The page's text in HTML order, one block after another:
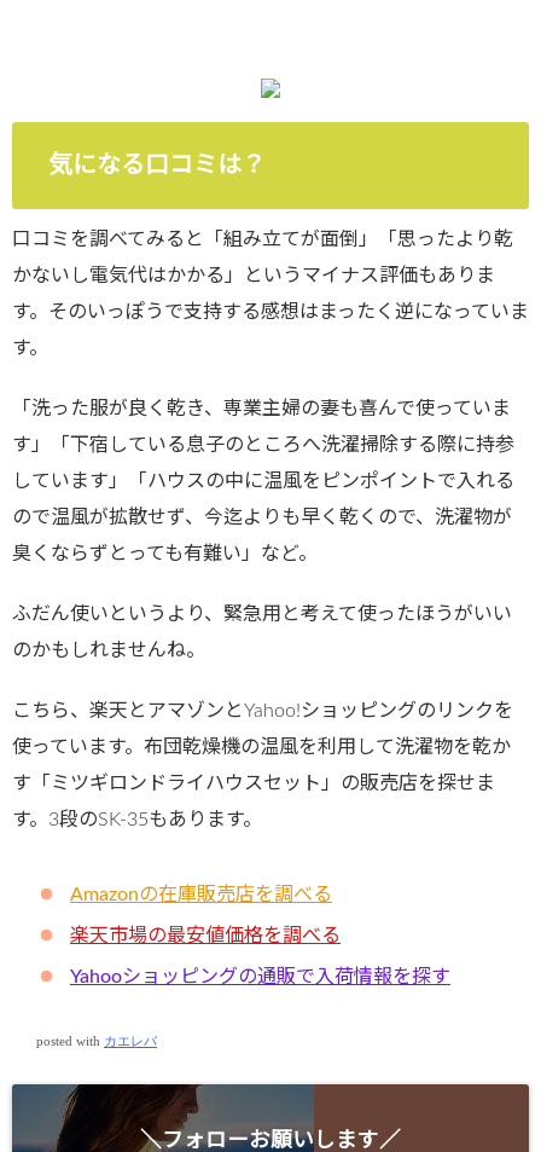
気になる口コミは？
口コミを調べてみると「組み立てが面倒」「思ったより乾
かないし電気代はかかる」というマイナス評価もありま
す。そのいっぽうで支持する感想はまったく逆になっていま
す。
「洗った服が良く乾き、専業主婦の妻も喜んで使っていま
す」「下宿している息子のところへ洗濯掃除する際に持参
しています」「ハウスの中に温風をピンポイントで入れる
ので温風が拡散せず、今迄よりも早く乾くので、洗濯物が
臭くならずとっても有難い」など。
ふだん使いというより、緊急用と考えて使ったほうがいい
のかもしれませんね。
こちら、楽天とアマゾンとYahoo!ショッピングのリンクを
使っています。布団乾燥機の温風を利用して洗濯物を乾か
す「ミツギロンドライハウスセット」の販売店を探せま
す。3段のSK-35もあります。
Amazonの在庫販売店を調べる
楽天市場の最安値価格を調べる
Yahooショッピングの通販で入荷情報を探す
posted with カエレバ
＼フォローお願いします／